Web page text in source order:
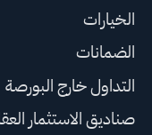
الخيارات
الضمانات
التداول خارج البورصة
صناديق الاستثمار